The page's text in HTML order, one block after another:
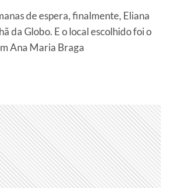
de espera, finalmente, Eliana
da Globo. E o local escolhido foi o
Ana Maria Braga